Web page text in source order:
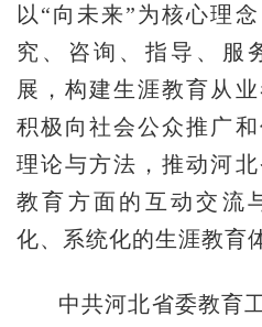
以“向未来”为核心理
究、咨询、指导、服
展，构建生涯教育从
积极向社会公众推广
理论与方法，推动河
教育方面的互动交流
化、系统化的生涯教育
中共河北省委教育